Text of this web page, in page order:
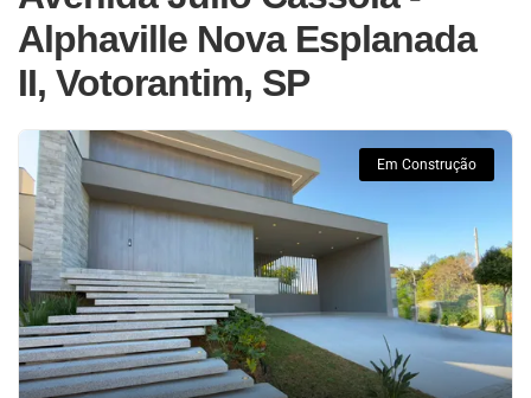
Alphaville Nova Esplanada
II, Votorantim, SP
Em Construção